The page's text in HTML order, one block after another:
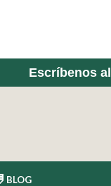
Escríbenos al
BLOG